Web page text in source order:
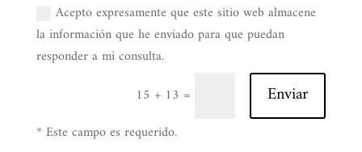
Acepto expresamente que este sitio web almacene
la información que he enviado para que puedan
responder a mi consulta.
15 + 13 = Enviar
* Este campo es requerido.